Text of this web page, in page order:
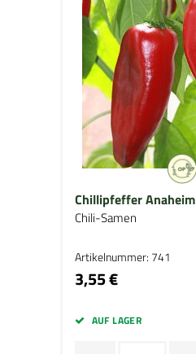
Chillipfeffer Anaheim
Chili-Samen
Artikelnummer: 741
3,55 €
AUF LAGER